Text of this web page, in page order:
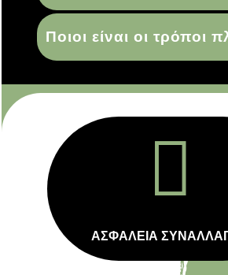
Ποιοι είναι οι τρόποι

ΑΣΦΑΛΕΙΑ